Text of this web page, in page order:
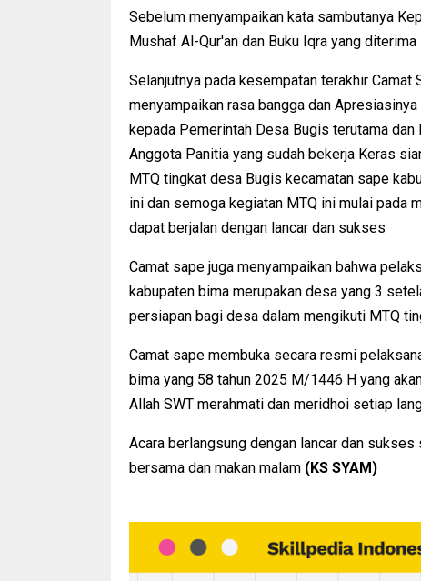
Sebelum menyampaikan kata sambutanya
Mushaf Al-Qur'an dan Buku Iqra yang
Selanjutnya pada kesempatan terakhir Camat
menyampaikan rasa bangga dan
kepada Pemerintah Desa Bugis terutama
Anggota Panitia yang sudah bekerja Keras
MTQ tingkat desa Bugis kecamatan sape
ini dan semoga kegiatan MTQ ini mulai pada
dapat berjalan dengan lancar dan sukses
Camat sape juga menyampaikan bahwa
kabupaten bima merupakan desa yang 3
persiapan bagi desa dalam mengikuti MTQ
Camat sape membuka secara resmi
bima yang 58 tahun 2025 M/1446 H yang
Allah SWT merahmati dan meridhoi setiap
Acara berlangsung dengan lancar dan
bersama dan makan malam (KS SYAM)